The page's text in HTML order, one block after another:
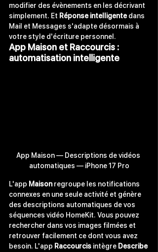
modifier des évènements en les décrivant
simplement. Et Réponse intelligente dans
Mail et Messages s'adapte désormais à
votre style d'écriture personnel.
App Maison et Raccourcis :
automatisation intelligente
App Maison — Descriptions de vidéos
automatiques — iPhone 17 Pro
L'app Maison regroupe les notifications
connexes en une seule activité et génère
des descriptions automatiques de vos
séquences vidéo HomeKit. Vous pouvez
rechercher dans vos images filmées et
retrouver facilement ce dont vous avez
besoin. L'app Raccourcis intègre Describe